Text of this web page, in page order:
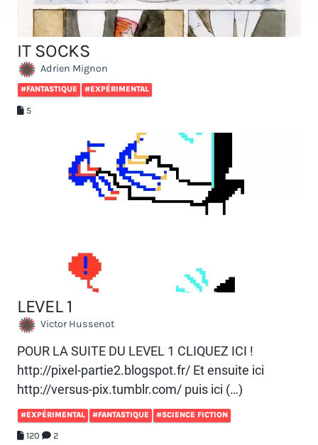
IT SOCKS
Adrien Mignon
#FANTASTIQUE #EXPÉRIMENTAL
5
LEVEL 1
Victor Hussenot
POUR LA SUITE DU LEVEL 1 CLIQUEZ ICI !
http://pixel-partie2.blogspot.fr/ Et ensuite ici
http://versus-pix.tumblr.com/ puis ici (…)
#EXPÉRIMENTAL #FANTASTIQUE #SCIENCE FICTION
120 2